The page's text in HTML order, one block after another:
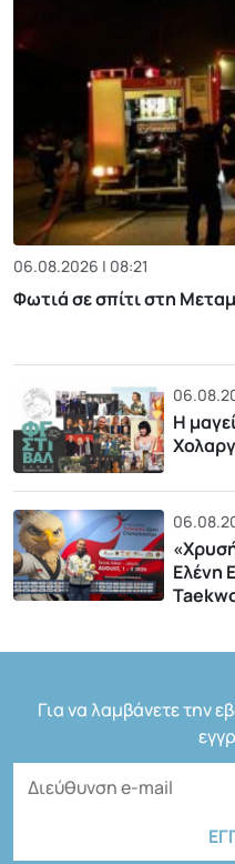
06.08.2026 | 08:21
Φωτιά σε σπίτι στη
Η
Ελένη
Για να λαμβάνετε την